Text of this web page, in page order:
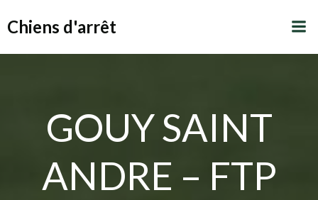
Chiens d'arrêt
GOUY SAINT
ANDRE – FTP